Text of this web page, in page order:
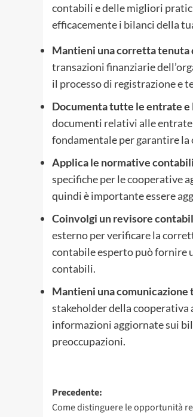
contabili e delle migliori
efficacemente i bilanci della
Mantieni una corretta
transazioni finanziarie
il processo di registrazione e
Documenta tutte le entrate e
documenti relativi alle entrate
fondamentale per garantire la
Applica le normative
specifiche per le cooperative
quindi è importante essere
Coinvolgi un revisore
esterno per verificare la
contabile esperto può fornire
contabili.
Mantieni una comunicazione
stakeholder della cooperativa
informazioni aggiornate sui
preoccupazioni.
Navigazione
Precedente:
Come distinguere le opportunità